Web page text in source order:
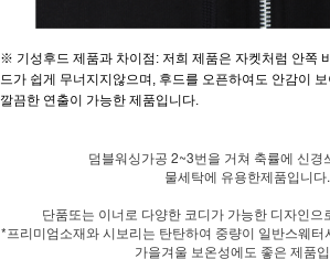
※ 기성후드 제품과 차이점: 저희 제품은 자켓처럼 안쪽
드가 쉽게 무너지지않으며, 후드를 오픈하여도 안감이
깔끔한 연출이 가능한 제품입니다.
덤블워싱가공 2~3번을 거쳐 축률에 신경
물세탁에 유용한제품입니다.
단품또는 이너로 다양한 코디가 가능한 디자인으
*프리미엄소재와 시보리는 탄탄하여 중량이 일반스웨
가을겨울 보온성에도 좋은 제품